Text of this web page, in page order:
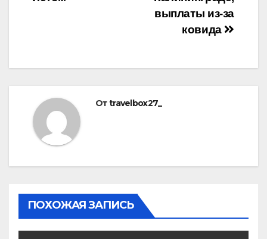
выплаты из-за
ковида
Отtravelbox27_
ПОХОЖАЯ ЗАПИСЬ